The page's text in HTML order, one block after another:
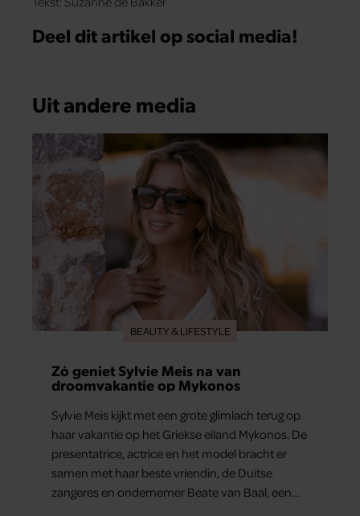
Deel dit artikel op social media!
Uit andere media
BEAUTY & LIFESTYLE
Zó geniet Sylvie Meis na van
droomvakantie op Mykonos
Sylvie Meis kijkt met een grote glimlach terug op
haar vakantie op het Griekse eiland Mykonos. De
presentatrice, actrice en het model bracht er
samen met haar beste vriendin, de Duitse
zangeres en ondernemer Beate van Baal, een